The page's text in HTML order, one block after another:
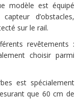
modèle est équipé
d’obstacles,
sur le rail.
revêtements :
choisir parmi
est spécialement
que 60 cm de